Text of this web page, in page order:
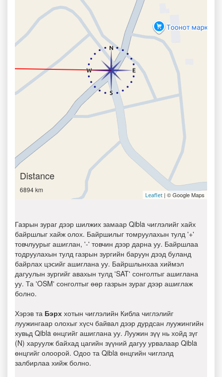
Distance
6894 km
Leaflet | © Google Maps
Газрын зураг дээр шилжих замаар Qibla чиглэлийг хайх
байршлыг хайж олох. Байршилыг томруулахын тулд '+'
товчлуурыг ашиглан, '-' товчин дээр дарна уу. Байршлаа
тодруулахын тулд газрын зургийн баруун дээд буланд
байрлах цэсийг ашиглана уу. Байршлынхаа хиймэл
дагуулын зургийг авахын тулд 'SAT' сонголтыг ашиглана
уу. Та 'OSM' сонголтыг өөр газрын зураг дээр ашиглаж
болно.
Хэрэв та Бэрх хотын чиглэлийн Кибла чиглэлийг
луужингаар олохыг хүсч байвал дээр дурдсан луужингийн
хувьд Qibla өнцгийг ашиглана уу. Луужин зүү нь хойд зүг
(N) харуулж байхад цагийн зүүний дагуу урвалаар Qibla
өнцгийг олоорой. Одоо та Qibla өнцгийн чиглэлд
залбирлаа хийж болно.